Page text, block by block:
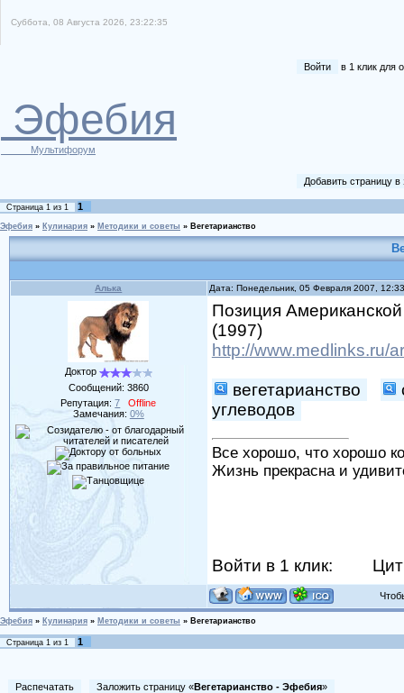
Суббота, 08 Августа 2026, 23:22:35
Войти в 1 клик для
Эфебия
Мультифорум
Добавить страницу
Страница 1 из 1 1
Эфебия » Кулинария » Методики и советы » Вегетарианство
Алька Дата: Понедельник, 05 Февраля 2007,
Доктор
Сообщений: 3860
Репутация:7
Offline
Замечания: 0%
Позиция
(1997)
http://www.medlinks.ru/
вегетарианство
углеводов
Все хорошо, что хорошо
Жизнь прекрасна и
Войти в 1 клик:
Эфебия » Кулинария » Методики и советы » Вегетарианство
Страница 1 из 1 1
Распечатать Заложить страницу «Вегетарианство - Эфебия»